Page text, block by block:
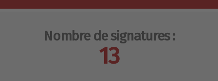
Nombre de signatures :
13